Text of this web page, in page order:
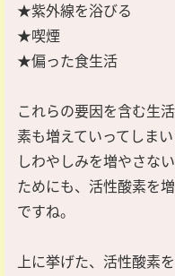
★紫外線を浴びる
★喫煙
★偏った食生活
これらの要因を含む生
素も増えていってしまい
しわやしみを増やさな
ためにも、活性酸素を
ですね。
上に挙げた、活性酸素